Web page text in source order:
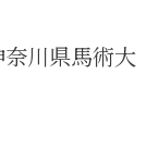
川県馬術大